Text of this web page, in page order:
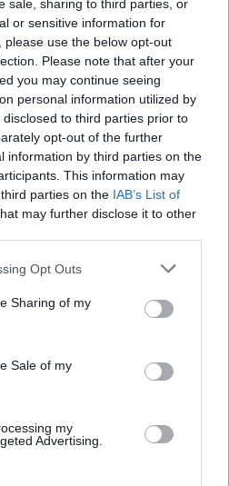
sale, sharing to third parties, or
or sensitive information for
use the below opt-out
Please note that after your
you may continue seeing
personal information utilized by
to third parties prior to
opt-out of the further
information by third parties on the
This information may
parties on the IAB’s List of
may further disclose it to other
app uses one or more Google
behaviour. You may click to
and its third-party tags to
purposes in below Google
Opt Outs
Sharing of my
Sale of my
my
Advertising.
a pályára.
győzte le a paksi
kellett a vezetéshez, és kevesebb
megszerzéséhez.